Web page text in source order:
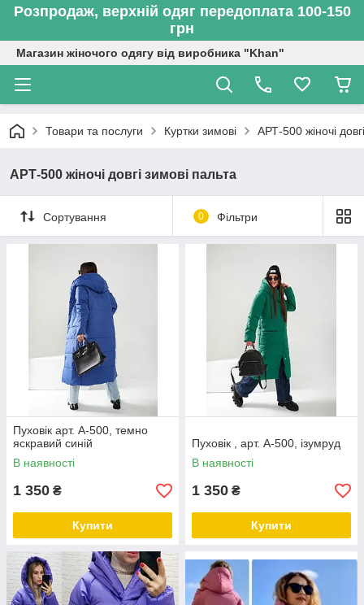
Розпродаж, верхній одяг передоплата 100-150
грн
Магазин жіночого одягу від виробника "Khan"
Товари та послуги Куртки зимові АРТ-500 жіночі
АРТ-500 жіночі довгі зимові пальта
Сортування 0 Фільтри
Пуховік арт. А-500, темно
яскравий синій
В наявності
1 350 ₴
Купити
Пуховік , арт. А-500, ізумруд
В наявності
1 350 ₴
Купити